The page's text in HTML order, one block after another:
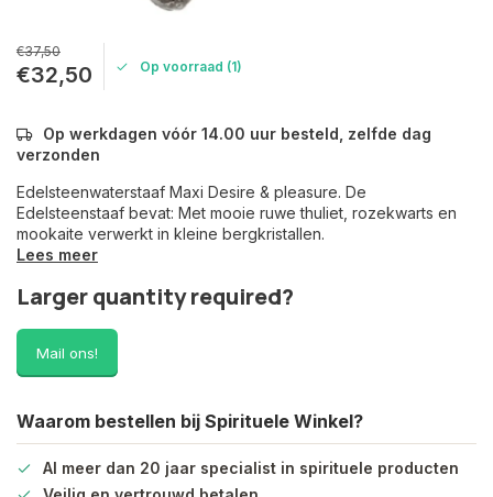
€37,50
€32,50 Op voorraad (1)
Op werkdagen vóór 14.00 uur besteld, zelfde dag
verzonden
Edelsteenwaterstaaf Maxi Desire & pleasure. De
Edelsteenstaaf bevat: Met mooie ruwe thuliet, rozekwarts en
mookaite verwerkt in kleine bergkristallen.
Lees meer
Larger quantity required?
Mail ons!
Waarom bestellen bij Spirituele Winkel?
Al meer dan 20 jaar specialist in spirituele producten